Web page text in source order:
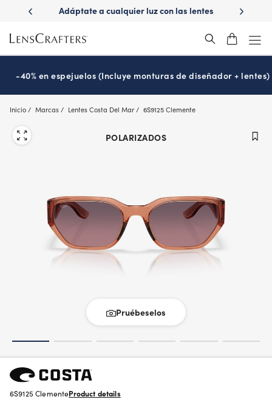
main
content
a cualquier luz con las lentes
¿Es hora de tu examen de la
-40% en espejuelos (Incluye monturas de diseñador + lentes)
Inicio Marcas Lentes Costa Del Mar 6S9125 Clemente
POLARIZADOS
Pruébeselos
6S9125 ClementeProduct details